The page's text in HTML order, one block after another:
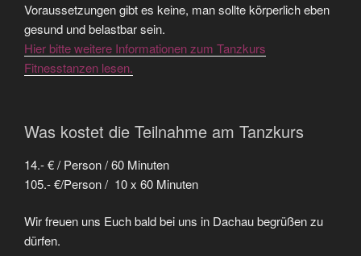
Voraussetzungen gibt es keine, man sollte körperlich eben
gesund und belastbar sein.
Hier bitte weitere Informationen zum Tanzkurs
Fitnesstanzen lesen.
Was kostet die Teilnahme am Tanzkurs
14.- € / Person / 60 Minuten
105.- €/Person / 10 x 60 Minuten
Wir freuen uns Euch bald bei uns in Dachau begrüßen zu
dürfen.